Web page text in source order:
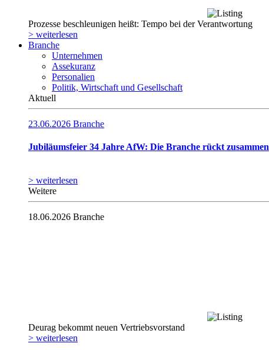
Prozesse beschleunigen heißt: Tempo bei der Verantwortung
> weiterlesen
Branche
Unternehmen
Assekuranz
Personalien
Politik, Wirtschaft und Gesellschaft
Aktuell
23.06.2026 Branche
Jubiläumsfeier 34 Jahre AfW: Die Branche rückt zusammen
> weiterlesen
Weitere
18.06.2026 Branche
Deurag bekommt neuen Vertriebsvorstand
> weiterlesen